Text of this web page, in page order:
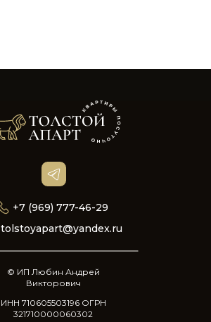
+7 (969) 777-46-29
© ИП Любин Андрей
Викторович
ИНН 710605503196 ОГРН
321710000060302
tolstoyapart@yandex.ru